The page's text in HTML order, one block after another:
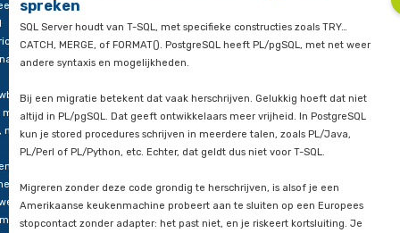
soms
Plan daarom vooraf een grondige datatypemapping. Test
met representatieve samples van je data, zodat je weet
kunnen ontstaan voordat je de grote migratie start.
Stored procedures die hardnekkig T-
spreken
SQL Server houdt van T-SQL, met specifieke constructies
andere syntaxis en mogelijkheden.